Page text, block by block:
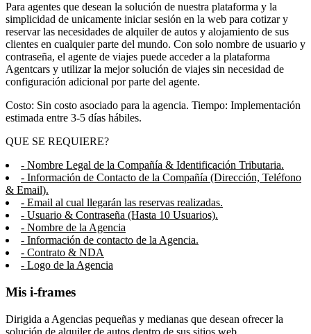
Para agentes que desean la solución de nuestra plataforma y la
simplicidad de unicamente iniciar sesión en la web para cotizar y
reservar las necesidades de alquiler de autos y alojamiento de sus
clientes en cualquier parte del mundo. Con solo nombre de usuario y
contraseña, el agente de viajes puede acceder a la plataforma
Agentcars y utilizar la mejor solución de viajes sin necesidad de
configuración adicional por parte del agente.
Costo: Sin costo asociado para la agencia. Tiempo: Implementación
estimada entre 3-5 días hábiles.
QUE SE REQUIERE?
- Nombre Legal de la Compañía & Identificación Tributaria.
- Información de Contacto de la Compañía (Dirección, Teléfono
& Email).
- Email al cual llegarán las reservas realizadas.
- Usuario & Contraseña (Hasta 10 Usuarios).
- Nombre de la Agencia
- Información de contacto de la Agencia.
- Contrato & NDA
- Logo de la Agencia
Mis i-frames
Dirigida a Agencias pequeñas y medianas que desean ofrecer la
solución de alquiler de autos dentro de sus sitios web.